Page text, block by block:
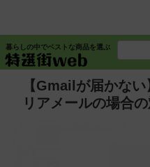
暮らしの中でベストな商品を選ぶ
【Gmailが届かな
リアメールの場合